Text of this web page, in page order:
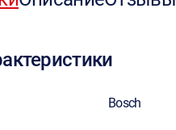
Bosch